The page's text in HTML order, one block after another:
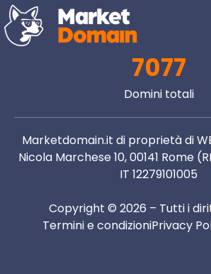
7077
Domini totali
Marketdomain.it di proprietà di
Nicola Marchese 10, 00141 Rome
IT 12279101005
Copyright © 2026 – Tutti i
Termini e condizioniPrivacy